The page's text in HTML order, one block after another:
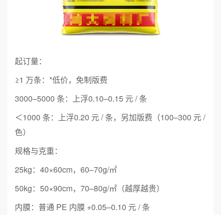
起订量：
≥1 万条：*低价，免制版费
3000–5000 条：上浮0.10–0.15 元 / 条
＜1000 条：上浮0.20 元 / 条，另加版费（100–300 元 /
色）
规格与克重：
25kg：40×60cm，60–70g/㎡
50kg：50×90cm，70–80g/㎡（越厚越贵）
内膜：普通 PE 内膜 +0.05–0.10 元 / 条